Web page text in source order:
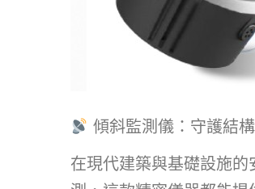
傾斜監測儀：守護結
在現代建築與基礎設施的